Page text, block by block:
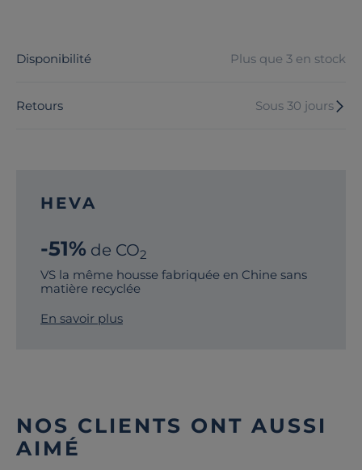
Disponibilité Plus que 3 en stock
Retours Sous 30 jours
HEVA
-51% de CO2
VS la même housse fabriquée en Chine sans
matière recyclée
En savoir plus
NOS CLIENTS ONT AUSSI
AIMÉ